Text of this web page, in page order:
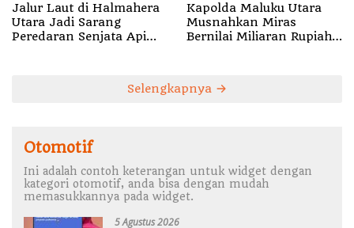
Jalur Laut di Halmahera
Utara Jadi Sarang
Peredaran Senjata Api
Kapolda Maluku Utara
Musnahkan Miras
Bernilai Miliaran Rupiah,
Selengkapnya
Otomotif
Ini adalah contoh keterangan untuk widget dengan
kategori otomotif, anda bisa dengan mudah
memasukkannya pada widget.
5 Agustus 2026